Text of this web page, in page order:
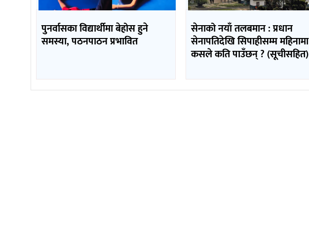
पुनर्वासका विद्यार्थीमा बेहोस हुने
समस्या, पठनपाठन प्रभावित
सेनाको नयाँ तलबमान : प्रधान
सेनापतिदेखि सिपाहीसम्म महिनामा
कसले कति पाउँछन् ? (सूचीसहित)